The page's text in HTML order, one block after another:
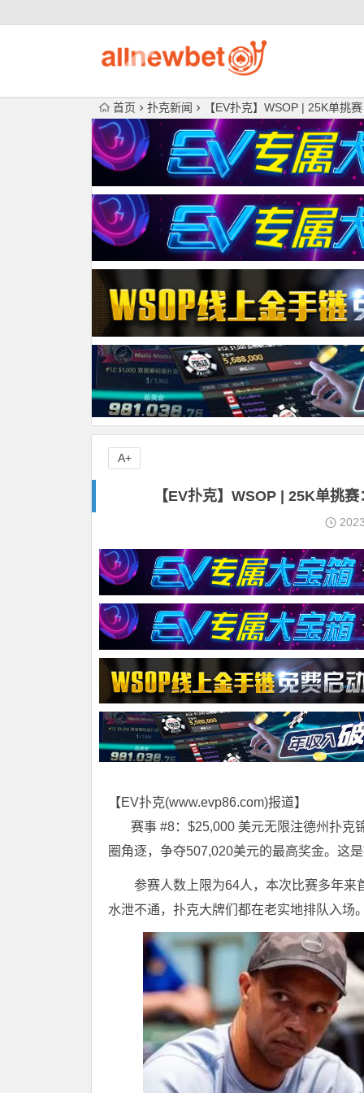
首页 扑克新闻 【EV扑克】WSOP | 25K单挑
【EV扑克】WSOP | 25K单挑
【EV扑克(www.evp86.com)报道】
赛事 #8：$25,000 美元无限注德州扑克
圈角逐，争夺507,020美元的最高奖金。这
参赛人数上限为64人，本次比赛多年
水泄不通，扑克大牌们都在老实地排队入场
A+